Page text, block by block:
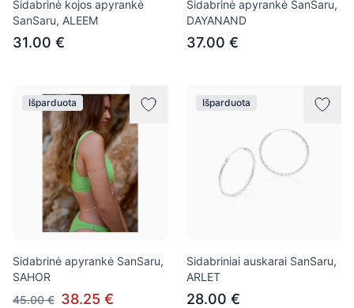
Sidabrinė kojos apyrankė
SanSaru, ALEEM
31.00 €
Sidabrinė apyrankė SanSaru,
DAYANAND
37.00 €
Išparduota
Sidabrinė apyrankė SanSaru,
SAHOR
45.00 € 38.25 €
Išparduota
Sidabriniai auskarai SanSaru,
ARLET
28.00 €